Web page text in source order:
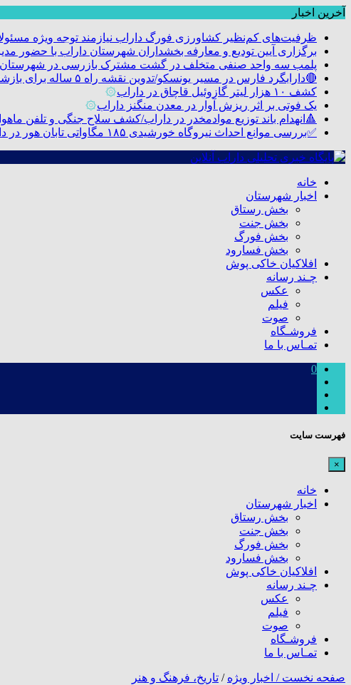
آخرین اخبار
ظرفیت‌های کم‌نظیر کشاورزی فورگ داراب نیازمند توجه ویژه
برگزاری آیین تودیع و معارفه بخشداران شهرستان داراب با حضور
پلمب سه واحد صنفی متخلف در گشت مشترک بازرسی در شهرستان
🔴دارابگرد فارس در مسیر یونسکو/تدوین نقشه راه ۵ ساله برای بازشناسی هویت دارابگرد
کشف ۱۰ هزار لیتر گازوئیل قاچاق در داراب
۞
یک فوتی بر اثر ریزش آوار در معدن منگنز داراب۞
🔺انهدام باند توزیع موادمخدر در داراب/کشف سلاح جنگی و تلفن
✅بررسی موانع احداث نیروگاه خورشیدی ۱۸۵ مگاواتی تابان هور در داراب با حضور فرماندار ویژه شهرستان
خانه
اخبار شهرستان
بخش رستاق
بخش جنت
بخش فورگ
بخش فسارود
افلاکیان خاکی پوش
چـند رسانه
عکس
فیلم
صوت
فروشـگاه
تمـاس با ما
0
فهرست سایت
×
خانه
اخبار شهرستان
بخش رستاق
بخش جنت
بخش فورگ
بخش فسارود
افلاکیان خاکی پوش
چـند رسانه
عکس
فیلم
صوت
فروشـگاه
تمـاس با ما
صفحه نخست / اخبار ویژه / تاریخ، فرهنگ و هنر